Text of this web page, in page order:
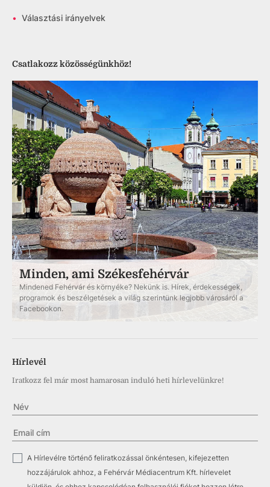
• Választási irányelvek
Csatlakozz közösségünkhöz!
Minden, ami Székesfehérvár
Mindened Fehérvár és környéke? Nekünk is. Hírek, érdekességek,
programok és beszélgetések a világ szerintünk legjobb városáról a
Facebookon.
Hírlevél
Iratkozz fel már most hamarosan induló heti hírlevelünkre!
A Hírlevélre történő feliratkozással önkéntesen, kifejezetten
hozzájárulok ahhoz, a Fehérvár Médiacentrum Kft. hírlevelet